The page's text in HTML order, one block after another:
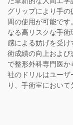
グリップにより手
間の使用が可能で
なる高リスクな手
感による妨げを受
術成績の向上およ
で整形外科専門医
社のドリルはユー
り、手術室において